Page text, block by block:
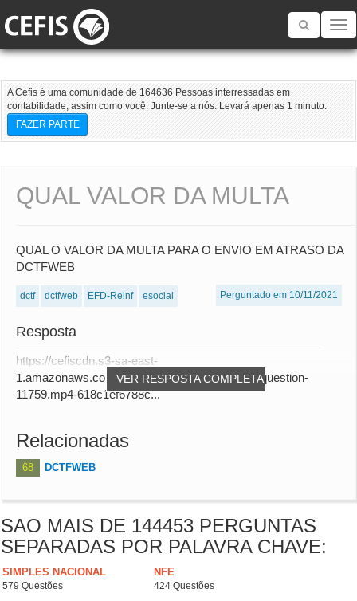
Toggle
A Cefis é uma comunidade de 164636 Pessoas interressadas em
contabilidade, assim como você. Junte-se a nós. Levará apenas 1 minuto:
FAZER PARTE
QUAL VALOR DA MULTA
QUAL O VALOR DA MULTA PARA O ENVIO EM ATRASO DA
DCTFWEB
dctf dctfweb EFD-Reinf esocial Perguntado em 10/11/2021
Resposta
VER RESPOSTA COMPLETA
https://cefiscdn.s3-sa-east-
1.amazonaws.com/audio_answers/answer-for-question-
11759.mp4-618c1ef6788c...
Relacionadas
68 DCTFWEB
SAO MAIS DE 144453 PERGUNTAS
SEPARADAS POR PALAVRA CHAVE:
SIMPLES NACIONAL
579 Questões
NFE
424 Questões